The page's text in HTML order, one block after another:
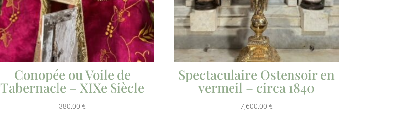
Conopée ou Voile de
Tabernacle – XIXe Siècle
380.00€
Spectaculaire Ostensoir en
vermeil – circa 1840
7,600.00€